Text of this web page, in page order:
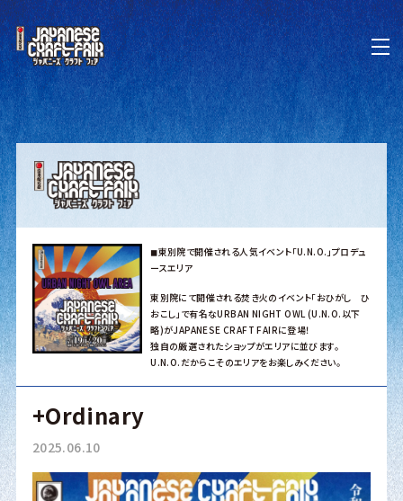
◼︎東別院で開催される人気イベント「U.N.O.」プロデュ
ースエリア
東別院にて開催される焚き火のイベント「おひがし ひ
おこし」で有名なURBAN NIGHT OWL (U.N.O.以下
略)がJAPANESE CRAFT FAIRに登場！
独自の厳選されたショップがエリアに並びます。
U.N.O.だからこそのエリアをお楽しみください。
+Ordinary
2025.06.10